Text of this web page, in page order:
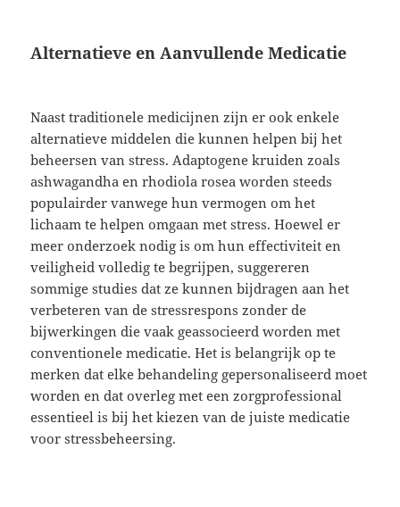
Alternatieve en Aanvullende Medicatie
Naast traditionele medicijnen zijn er ook enkele
alternatieve middelen die kunnen helpen bij het
beheersen van stress. Adaptogene kruiden zoals
ashwagandha en rhodiola rosea worden steeds
populairder vanwege hun vermogen om het
lichaam te helpen omgaan met stress. Hoewel er
meer onderzoek nodig is om hun effectiviteit en
veiligheid volledig te begrijpen, suggereren
sommige studies dat ze kunnen bijdragen aan het
verbeteren van de stressrespons zonder de
bijwerkingen die vaak geassocieerd worden met
conventionele medicatie. Het is belangrijk op te
merken dat elke behandeling gepersonaliseerd moet
worden en dat overleg met een zorgprofessional
essentieel is bij het kiezen van de juiste medicatie
voor stressbeheersing.